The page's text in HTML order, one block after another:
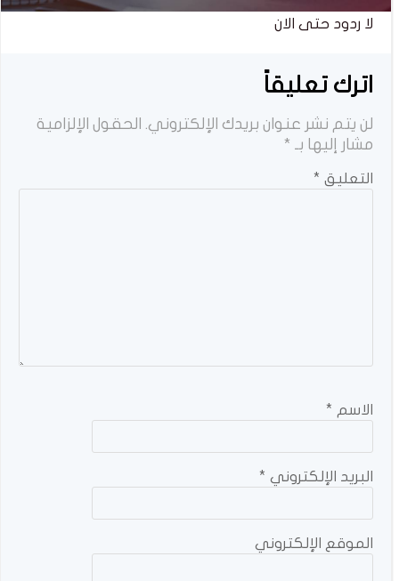
لا ردود حتى الان
اترك تعليقاً
لن يتم نشر عنوان بريدك الإلكتروني. الحقول الإلزامية
مشار إليها بـ *
التعليق *
الاسم *
البريد الإلكتروني *
الموقع الإلكتروني